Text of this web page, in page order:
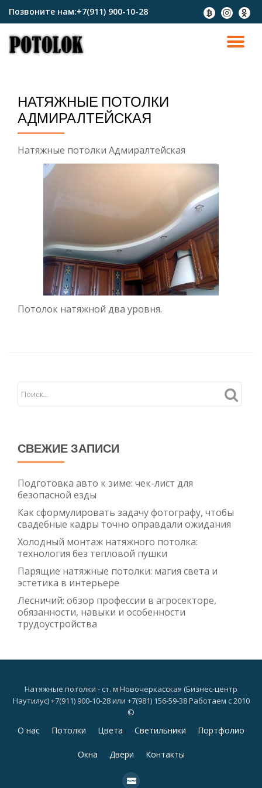
содержимому
Позвоните нам:+7(911) 900-10-28
fa-
btc
fa-
instagram
fa-
НАТЯЖНЫЕ ПОТОЛКИ
АДМИРАЛТЕЙСКАЯ
Натяжные потолки Адмиралтейская
Потолок натяжной два уровня.
СВЕЖИЕ ЗАПИСИ
Подготовка авто к зиме: чек-лист для
безопасной езды
Как сформулировать задачу фотографу, чтобы
свадебные кадры точно оправдали ожидания
Холодный монтаж натяжного потолка:
технология без тепловой пушки
Парящие натяжные потолки: магия света и
эстетика в интерьере
Лесничий: обзор профессии в агросекторе,
обязанности, навыки и особенности
трудоустройства
Натяжные потолки - ст. м Новочеркасская (Бизнес-центр
Наутилус) +7(911) 900-10-28 или +7(981) 156-59-38 Работаем с 2010
©
Дополнительное
О нас Потолки Цвета Светильники Портфолио
Окна Двери Контакты
fa-